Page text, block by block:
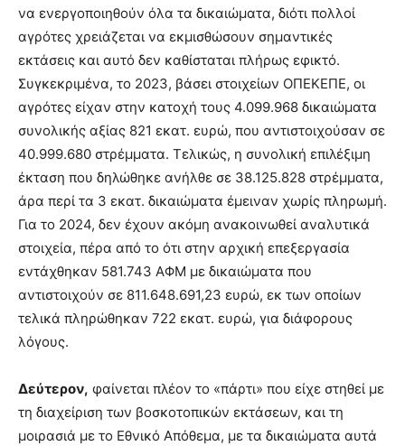
να ενεργοποιηθούν όλα τα δικαιώµατα, διότι πολλοί
αγρότες χρειάζεται να εκµισθώσουν σηµαντικές
εκτάσεις και αυτό δεν καθίσταται πλήρως εφικτό.
Συγκεκριµένα, το 2023, βάσει στοιχείων ΟΠΕΚΕΠΕ, οι
αγρότες είχαν στην κατοχή τους 4.099.968 δικαιώµατα
συνολικής αξίας 821 εκατ. ευρώ, που αντιστοιχούσαν σε
40.999.680 στρέµµατα. Τελικώς, η συνολική επιλέξιµη
έκταση που δηλώθηκε ανήλθε σε 38.125.828 στρέµµατα,
άρα περί τα 3 εκατ. δικαιώµατα έµειναν χωρίς πληρωµή.
Για το 2024, δεν έχουν ακόµη ανακοινωθεί αναλυτικά
στοιχεία, πέρα από το ότι στην αρχική επεξεργασία
εντάχθηκαν 581.743 ΑΦΜ µε δικαιώµατα που
αντιστοιχούν σε 811.648.691,23 ευρώ, εκ των οποίων
τελικά πληρώθηκαν 722 εκατ. ευρώ, για διάφορους
λόγους.
∆εύτερον, φαίνεται πλέον το «πάρτι» που είχε στηθεί µε
τη διαχείριση των βοσκοτοπικών εκτάσεων, και τη
µοιρασιά µε το Εθνικό Απόθεµα, µε τα δικαιώµατα αυτά